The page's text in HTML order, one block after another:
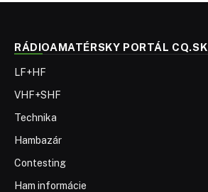
RÁDIOAMATÉRSKY PORTÁL CQ.SK
LF+HF
VHF+SHF
Technika
Hambazár
Contesting
Ham informácie